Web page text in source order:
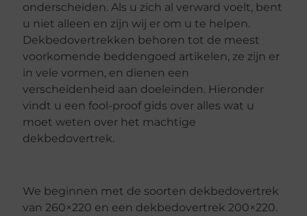
onderscheiden. Als u zich al verward voelt, bent
u niet alleen en zijn wij er om u te helpen.
Dekbedovertrekken behoren tot de meest
voorkomende beddengoed artikelen, ze zijn er
in vele vormen, en dienen een
verscheidenheid aan doeleinden. Hieronder
vindt u een fool-proof gids over alles wat u
moet weten over het machtige
dekbedovertrek.
We beginnen met de soorten dekbedovertrek
van 260×220 en ​​een dekbedovertrek 200×220.